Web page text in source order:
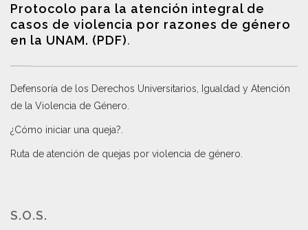
Protocolo para la atención integral de
casos de violencia por razones de género
en la UNAM. (PDF).
Defensoría de los Derechos Universitarios, Igualdad y Atención
de la Violencia de Género
¿Cómo iniciar una queja?
Ruta de atención de quejas por violencia de género
S.O.S.